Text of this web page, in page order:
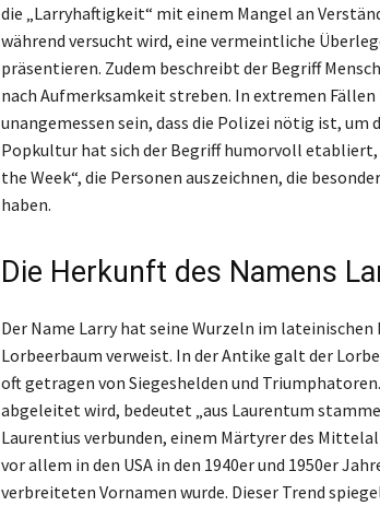
die „Larryhaftigkeit“ mit einem Mangel an
während versucht wird, eine vermeintliche
präsentieren. Zudem beschreibt der Begriff
nach Aufmerksamkeit streben. In extremen Fällen
unangemessen sein, dass die Polizei nötig ist, um
Popkultur hat sich der Begriff humorvoll
the Week“, die Personen auszeichnen, die
haben.
Die Herkunft des Namens
Der Name Larry hat seine Wurzeln im
Lorbeerbaum verweist. In der Antike galt der
oft getragen von Siegeshelden und
abgeleitet wird, bedeutet „aus Laurentum
Laurentius verbunden, einem Märtyrer des
vor allem in den USA in den 1940er und 1950er
verbreiteten Vornamen wurde. Dieser Trend